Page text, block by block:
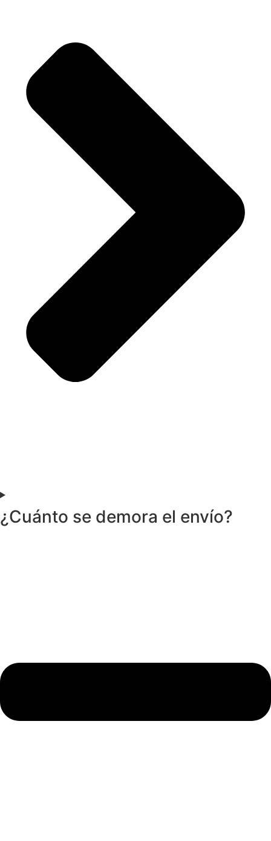
¿Cuánto se demora el envío?